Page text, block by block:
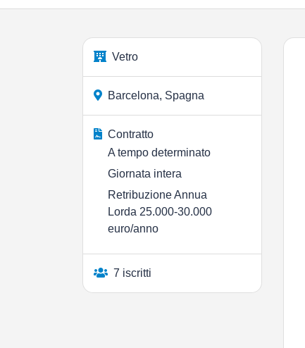
Vetro
Barcelona, Spagna
Contratto
A tempo determinato
Giornata intera
Retribuzione Annua
Lorda 25.000-30.000
euro/anno
7 iscritti